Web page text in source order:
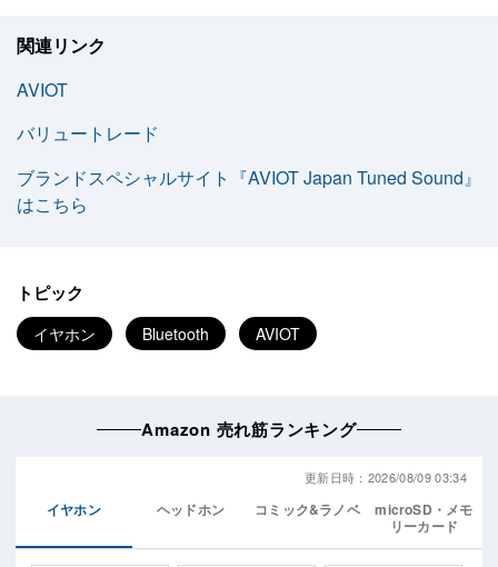
関連リンク
AVIOT
バリュートレード
ブランドスペシャルサイト『AVIOT Japan Tuned Sound』
はこちら
トピック
イヤホン Bluetooth AVIOT